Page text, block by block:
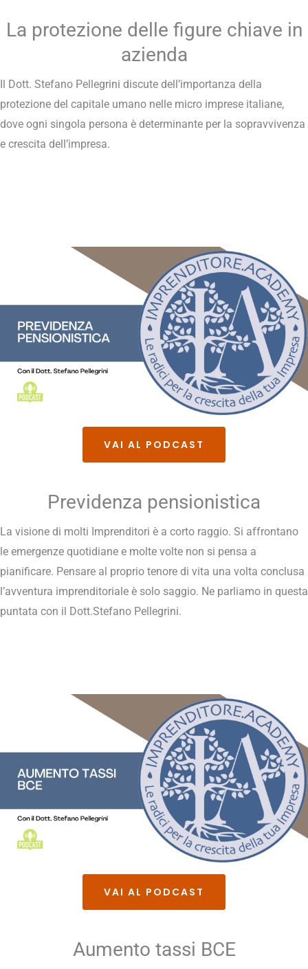
La protezione delle figure chiave in
azienda
Il Dott. Stefano Pellegrini discute dell’importanza della
protezione del capitale umano nelle micro imprese italiane,
dove ogni singola persona è determinante per la sopravvivenza
e crescita dell’impresa.
VAI AL PODCAST
Previdenza pensionistica
La visione di molti Imprenditori è a corto raggio. Si affrontano
le emergenze quotidiane e molte volte non si pensa a
pianificare. Pensare al proprio tenore di vita una volta conclusa
l’avventura imprenditoriale è solo saggio. Ne parliamo in questa
puntata con il Dott.Stefano Pellegrini.
VAI AL PODCAST
Aumento tassi BCE